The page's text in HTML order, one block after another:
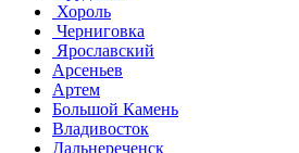
Хороль
Черниговка
Ярославский
Арсеньев
Артем
Большой Камень
Владивосток
Дальнереченск